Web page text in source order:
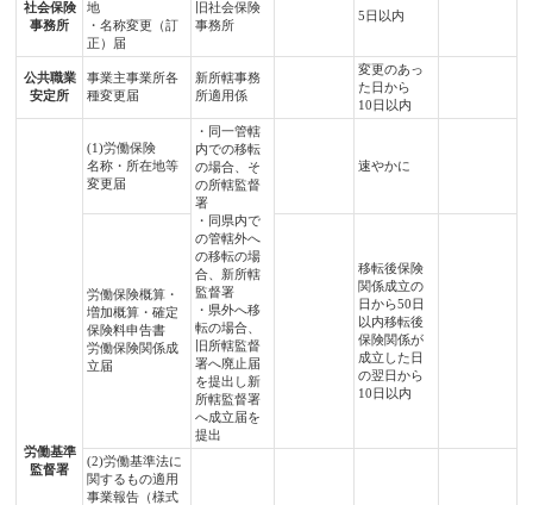
社会保険
事務所
地
・名称変更（訂
正）届
旧社会保険
事務所
5日以内
公共職業
安定所
事業主事業所各
種変更届
新所轄事務
所適用係
変更のあっ
た日から
10日以内
労働基準
監督署
(1)労働保険
名称・所在地等
変更届
・同一管轄
内での移転
の場合、そ
の所轄監督
署
・同県内で
の管轄外へ
の移転の場
合、新所轄
監督署
・県外へ移
転の場合、
旧所轄監督
署へ廃止届
を提出し新
所轄監督署
へ成立届を
提出
速やかに
労働保険概算・
増加概算・確定
保険料申告書
労働保険関係成
立届
移転後保険
関係成立の
日から50日
以内移転後
保険関係が
成立した日
の翌日から
10日以内
(2)労働基準法に
関するもの適用
事業報告（様式